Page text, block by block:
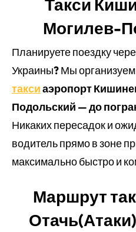
Такси
Могилев-
Планируете поездку
Украины? Мы
таксиаэропорт
Подольский — до
Никаких пересадок и
водитель прямо в зоне
максимально быстро и
Маршрут